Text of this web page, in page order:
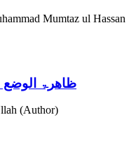
Mumtaz ul Hassan
ظاھرۃ الوضع
(Author)